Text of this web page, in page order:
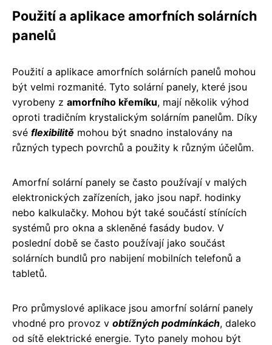
Použití a aplikace amorfních solárních
panelů
Použití a aplikace amorfních solárních panelů mohou
být velmi rozmanité. Tyto solární panely, které jsou
vyrobeny z amorfního křemíku, mají několik výhod
oproti tradičním krystalickým solárním panelům. Díky
své flexibilitě mohou být snadno instalovány na
různých typech povrchů a použity k různým účelům.
Amorfní solární panely se často používají v malých
elektronických zařízeních, jako jsou např. hodinky
nebo kalkulačky. Mohou být také součástí stínících
systémů pro okna a skleněné fasády budov. V
poslední době se často používají jako součást
solárních bundlů pro nabijení mobilních telefonů a
tabletů.
Pro průmyslové aplikace jsou amorfní solární panely
vhodné pro provoz v obtížných podmínkách, daleko
od sítě elektrické energie. Tyto panely mohou být